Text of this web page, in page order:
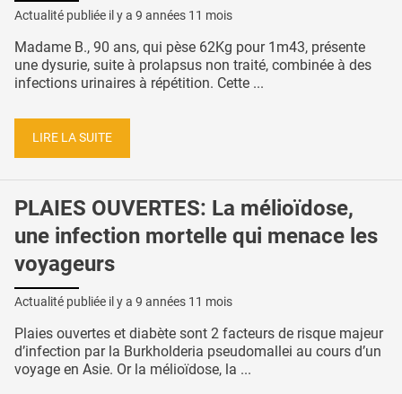
Actualité publiée il y a 9 années 11 mois
Madame B., 90 ans, qui pèse 62Kg pour 1m43, présente
une dysurie, suite à prolapsus non traité, combinée à des
infections urinaires à répétition. Cette ...
LIRE LA SUITE
PLAIES OUVERTES: La mélioïdose,
une infection mortelle qui menace les
voyageurs
Actualité publiée il y a 9 années 11 mois
Plaies ouvertes et diabète sont 2 facteurs de risque majeur
d’infection par la Burkholderia pseudomallei au cours d’un
voyage en Asie. Or la mélioïdose, la ...